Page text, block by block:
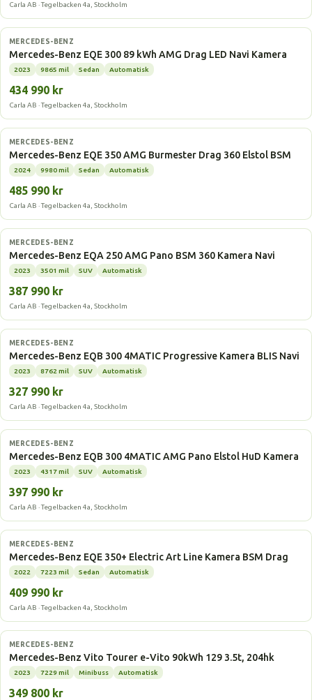
Carla AB · Tegelbacken 4a, Stockholm
Elbil
MERCEDES-BENZ
Mercedes-Benz EQE 300 89 kWh AMG Drag LED Navi Kamera
2023 9865 mil Sedan Automatisk
434 990 kr
Carla AB · Tegelbacken 4a, Stockholm
Elbil
MERCEDES-BENZ
Mercedes-Benz EQE 350 AMG Burmester Drag 360 Elstol BSM
2024 9980 mil Sedan Automatisk
485 990 kr
Carla AB · Tegelbacken 4a, Stockholm
Elbil
MERCEDES-BENZ
Mercedes-Benz EQA 250 AMG Pano BSM 360 Kamera Navi
2023 3501 mil SUV Automatisk
387 990 kr
Carla AB · Tegelbacken 4a, Stockholm
Elbil
MERCEDES-BENZ
Mercedes-Benz EQB 300 4MATIC Progressive Kamera BLIS Navi
2023 8762 mil SUV Automatisk
327 990 kr
Carla AB · Tegelbacken 4a, Stockholm
Elbil
MERCEDES-BENZ
Mercedes-Benz EQB 300 4MATIC AMG Pano Elstol HuD Kamera
2023 4317 mil SUV Automatisk
397 990 kr
Carla AB · Tegelbacken 4a, Stockholm
Elbil
MERCEDES-BENZ
Mercedes-Benz EQE 350+ Electric Art Line Kamera BSM Drag
2022 7223 mil Sedan Automatisk
409 990 kr
Carla AB · Tegelbacken 4a, Stockholm
Elbil
MERCEDES-BENZ
Mercedes-Benz Vito Tourer e-Vito 90kWh 129 3.5t, 204hk
2023 7229 mil Minibuss Automatisk
349 800 kr